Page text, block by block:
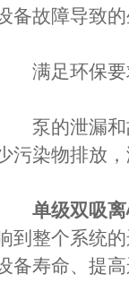
备故障导致
满足环保要
泵的泄漏和故
污染物排放
单级双吸
到整个系统
备寿命、提